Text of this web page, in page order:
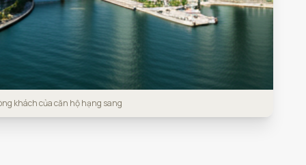
khách của căn hộ hạng sang